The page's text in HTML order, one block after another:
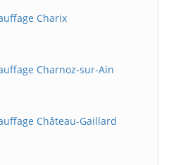
Charix
Charnoz-sur-Ain
Château-Gaillard